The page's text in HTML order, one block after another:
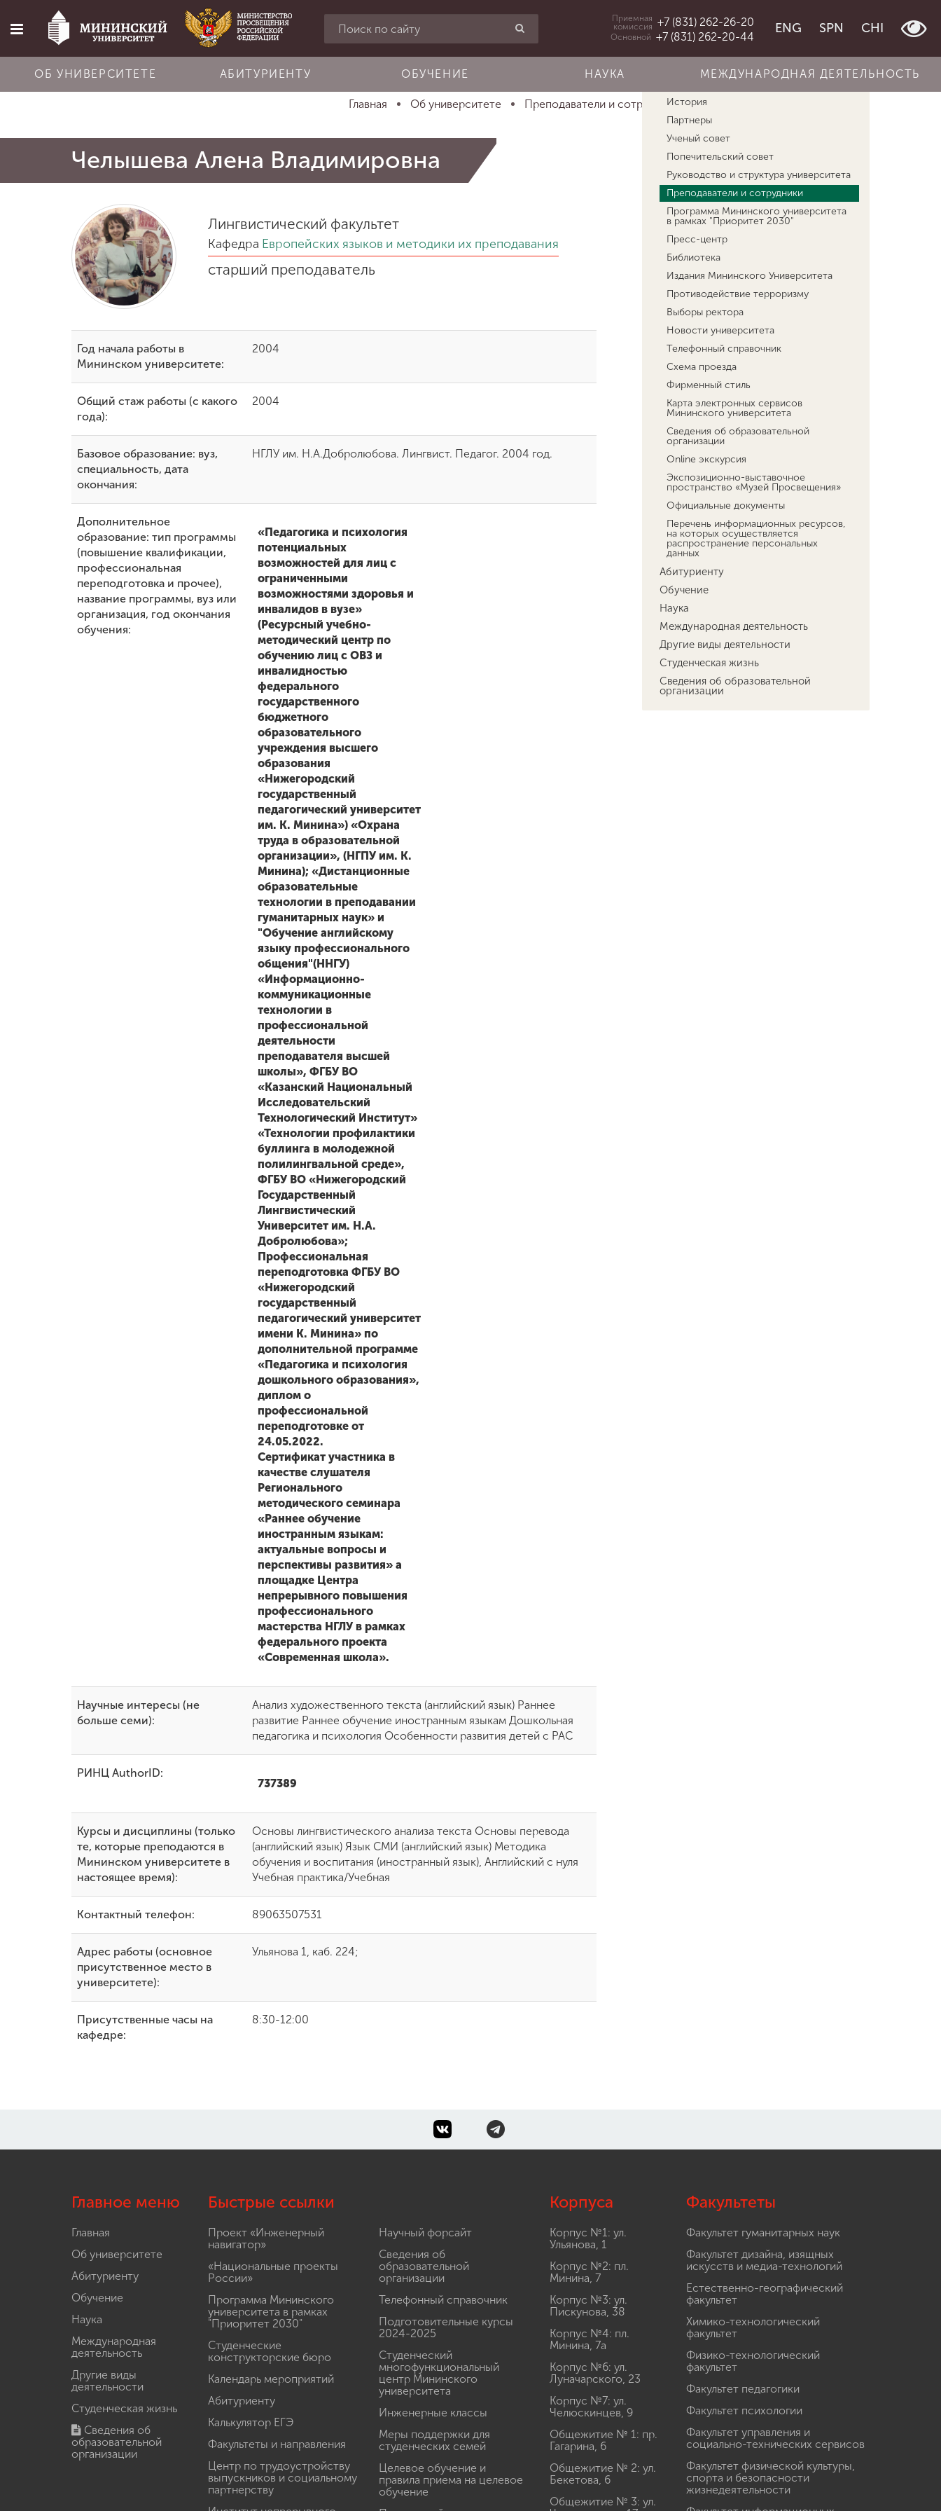
Об университете
Абитуриенту
Обучение
Наука
Международная
деятельность
Другие виды
деятельности
Студенческая
жизнь
Сведения об
образовательной
организации
Приемная
комиссия
+7 (831) 262-26-20
Приемная
комиссия +7 (831) 262-26-20
Основной +7 (831) 262-20-44
ENG SPN CHI
ОБ УНИВЕРСИТЕТЕ АБИТУРИЕНТУ ОБУЧЕНИЕ НАУКА МЕЖДУНАРОДНАЯ ДЕЯТЕЛЬНОСТЬ
Главная Об университете Преподаватели и сотрудники Челышева Алена Владимировн...
Челышева Алена Владимировна
Лингвистический факультет
Кафедра Европейских языков и методики их преподавания
старший преподаватель
Год начала работы в
Мининском университете:
2004
Общий стаж работы (с какого
года):
2004
Базовое образование: вуз,
специальность, дата
окончания:
НГЛУ им. Н.А.Добролюбова. Лингвист. Педагог. 2004 год.
Дополнительное
образование: тип программы
(повышение квалификации,
профессиональная
переподготовка и прочее),
название программы, вуз или
организация, год окончания
обучения:
«Педагогика и психология
потенциальных
возможностей для лиц с
ограниченными
возможностями здоровья и
инвалидов в вузе»
(Ресурсный учебно-
методический центр по
обучению лиц с ОВЗ и
инвалидностью
федерального
государственного
бюджетного
образовательного
учреждения высшего
образования
«Нижегородский
государственный
педагогический университет
им. К. Минина») «Охрана
труда в образовательной
организации», (НГПУ им. К.
Минина); «Дистанционные
образовательные
технологии в преподавании
гуманитарных наук» и
"Обучение английскому
языку профессионального
общения"(ННГУ)
«Информационно-
коммуникационные
технологии в
профессиональной
деятельности
преподавателя высшей
школы», ФГБУ ВО
«Казанский Национальный
Исследовательский
Технологический Институт»
«Технологии профилактики
буллинга в молодежной
полилингвальной среде»,
ФГБУ ВО «Нижегородский
Государственный
Лингвистический
Университет им. Н.А.
Добролюбова»;
Профессиональная
переподготовка ФГБУ ВО
«Нижегородский
государственный
педагогический университет
имени К. Минина» по
дополнительной программе
«Педагогика и психология
дошкольного образования»,
диплом о
профессиональной
переподготовке от
24.05.2022.
Сертификат участника в
качестве слушателя
Регионального
методического семинара
«Раннее обучение
иностранным языкам:
актуальные вопросы и
перспективы развития» а
площадке Центра
непрерывного повышения
профессионального
мастерства НГЛУ в рамках
федерального проекта
«Современная школа».
Научные интересы (не
больше семи):
Анализ художественного текста (английский язык) Раннее
развитие Раннее обучение иностранным языкам Дошкольная
педагогика и психология Особенности развития детей с РАС
РИНЦ AuthorID:
737389
Курсы и дисциплины (только
те, которые преподаются в
Мининском университете в
настоящее время):
Основы лингвистического анализа текста Основы перевода
(английский язык) Язык СМИ (английский язык) Методика
обучения и воспитания (иностранный язык), Английский с нуля
Учебная практика/Учебная
Контактный телефон: 89063507531
Адрес работы (основное
присутственное место в
университете):
Ульянова 1, каб. 224;
Присутственные часы на
кафедре:
8:30-12:00
Об университете
История
Партнеры
Ученый совет
Попечительский совет
Руководство и структура университета
Преподаватели и сотрудники
Программа Мининского университета
в рамках "Приоритет 2030"
Пресс-центр
Библиотека
Издания Мининского Университета
Противодействие терроризму
Выборы ректора
Новости университета
Телефонный справочник
Схема проезда
Фирменный стиль
Карта электронных сервисов
Мининского университета
Сведения об образовательной
организации
Online экскурсия
Экспозиционно-выставочное
пространство «Музей Просвещения»
Официальные документы
Перечень информационных ресурсов,
на которых осуществляется
распространение персональных
данных
Абитуриенту
Обучение
Наука
Международная деятельность
Другие виды деятельности
Студенческая жизнь
Сведения об образовательной
организации
Главное меню
Главная
Об университете
Абитуриенту
Обучение
Наука
Международная
деятельность
Другие виды
деятельности
Студенческая жизнь
Сведения об
образовательной
организации
Быстрые ссылки
Проект «Инженерный
навигатор»
«Национальные проекты
России»
Программа Мининского
университета в рамках
"Приоритет 2030"
Студенческие
конструкторские бюро
Календарь мероприятий
Абитуриенту
Калькулятор ЕГЭ
Факультеты и направления
Центр по трудоустройству
выпускников и социальному
партнерству
Научный форсайт
Сведения об
образовательной
организации
Телефонный справочник
Подготовительные курсы
2024-2025
Студенческий
многофункциональный
центр Мининского
университета
Инженерные классы
Меры поддержки для
студенческих семей
Целевое обучение и
правила приема на целевое
обучение
Корпуса
Корпус №1: ул.
Ульянова, 1
Корпус №2: пл.
Минина, 7
Корпус №3: ул.
Пискунова, 38
Корпус №4: пл.
Минина, 7а
Корпус №6: ул.
Луначарского, 23
Корпус №7: ул.
Челюскинцев, 9
Общежитие № 1: пр.
Гагарина, 6
Общежитие № 2: ул.
Бекетова, 6
Общежитие № 3: ул.
Факультеты
Факультет гуманитарных наук
Факультет дизайна, изящных
искусств и медиа-технологий
Естественно-географический
факультет
Химико-технологический
факультет
Физико-технологический
факультет
Факультет педагогики
Факультет психологии
Факультет управления и
социально-технических сервисов
Факультет физической культуры,
спорта и безопасности
жизнедеятельности